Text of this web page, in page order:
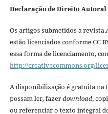
Declaração de Direito Autoral
Os artigos submetidos a revista
estão licenciados conforme CC
essa forma de licenciamento,
http://creativecommons.org/
A disponibilização é gratuita na
possam ler, fazerdownload,
ou referenciar o texto integral